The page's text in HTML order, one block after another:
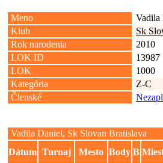
Meno
Vadila
Klub
Sk
Rok narodenia
2010
LOK ID
13987
LOK
1000
Kategória
Z-C
Členské
Vadila Daniel, Sk Slovan Bratislava
Dátum Turnaj Mesto Body B